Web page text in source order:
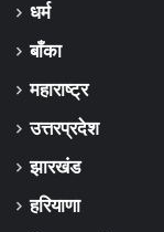
धर्म
बाँका
महाराष्ट्र
उत्तरप्रदेश
झारखंड
हरियाणा